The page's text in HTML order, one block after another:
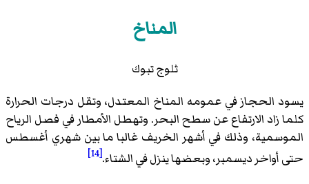
المناخ
ثلوج تبوك
يسود الحجاز في عمومه المناخ المعتدل، وتقل درجات الحرارة
كلما زاد الارتفاع عن سطح البحر. وتهطل الأمطار في فصل الرياح
الموسمية، وذلك في أشهر الخريف غالبا ما بين شهري أغسطس
حتى أواخر ديسمبر، وبعضها ينزل في الشتاء.[14]